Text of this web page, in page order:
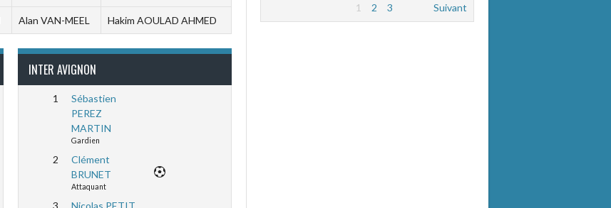
Alan VAN-MEEL Hakim AOULAD AHMED
INTER AVIGNON
1
Sébastien
PEREZ
MARTIN
Gardien
2
Clément
BRUNET
Attaquant
3 Nicolas PETIT
1 2 3 Suivant